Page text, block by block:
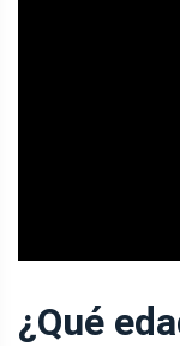
¿Qué